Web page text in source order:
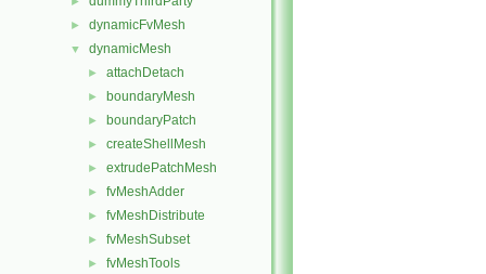
► dynamicFvMesh
▼ dynamicMesh
► attachDetach
► boundaryMesh
► boundaryPatch
► createShellMesh
► extrudePatchMesh
► fvMeshAdder
► fvMeshDistribute
► fvMeshSubset
► fvMeshTools